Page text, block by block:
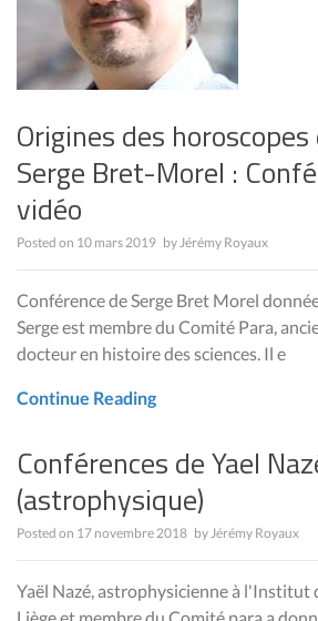
Origines des
Serge Bret-Morel :
vidéo
Posted on 10 mars 2019 byJérémy Royaux
Conférence de Serge Bret Morel
Serge est membre du Comité Para,
docteur en histoire des sciences. Il e
Continue Reading
Conférences de Yael
(astrophysique)
Posted on 17 novembre 2018 byJérémy Royaux
Yaël Nazé, astrophysicienne à